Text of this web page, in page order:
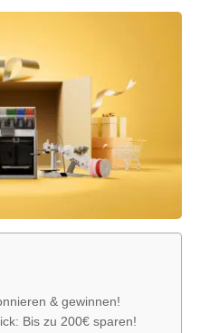
& gewinnen!
Bis zu 200€ sparen!